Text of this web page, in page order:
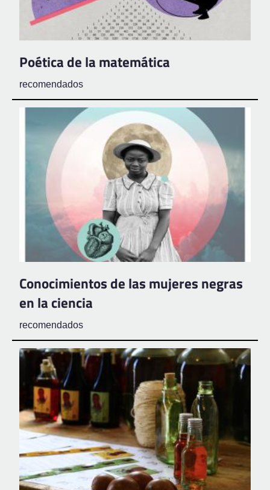
Poética de la matemática
recomendados
Conocimientos de las mujeres negras
en la ciencia
recomendados